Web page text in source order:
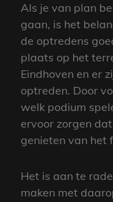
Als je van plan
gaan, is het
de optredens
plaats op het
Eindhoven en er
optreden. Door
welk podium
ervoor zorgen
genieten van het
Het is aan te
maken met